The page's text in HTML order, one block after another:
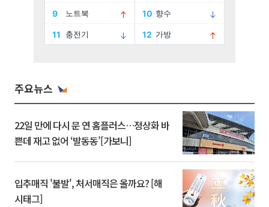
주요뉴스
22일 만에 다시 문 연 홈플러스…정상화 바
쁜데 재고 없어 ‘발동동’[가보니]
입추매직 '불발', 처서매직은 올까요? [해
시태그]